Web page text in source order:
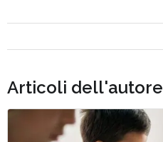
Articoli dell'autore